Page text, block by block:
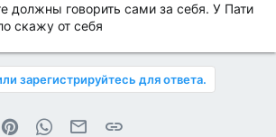
должны говорить сами за себя. У Пати
скажу от себя
зарегистрируйтесь для ответа.
PinterestWhatsAppЭлектронная почта
Ссылка